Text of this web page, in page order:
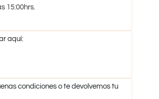
15:00hrs.
aquí:
condiciones o te devolvemos tu